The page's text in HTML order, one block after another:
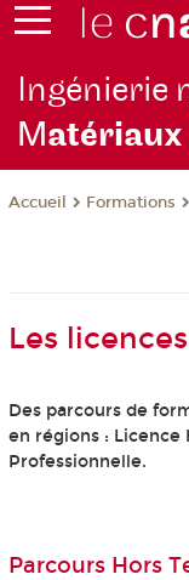
Ingénierie
Matériaux
Accueil Formations
Les licences
Des parcours de
en régions : Licence
Professionnelle.
Parcours Hors